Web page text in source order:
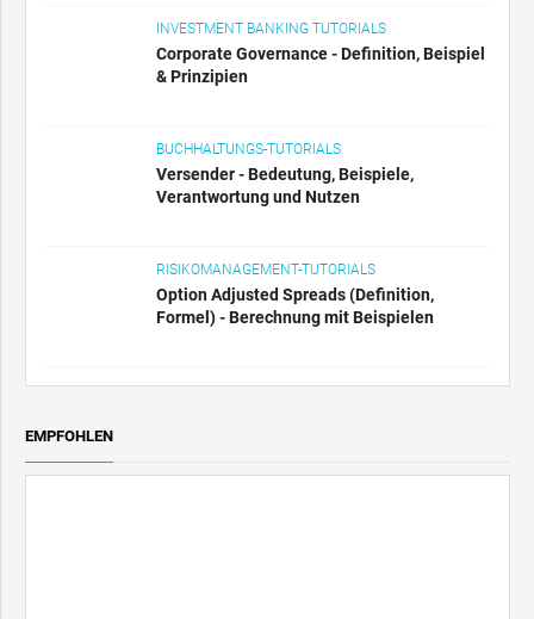
INVESTMENT BANKING TUTORIALS
Corporate Governance - Definition, Beispiel
& Prinzipien
BUCHHALTUNGS-TUTORIALS
Versender - Bedeutung, Beispiele,
Verantwortung und Nutzen
RISIKOMANAGEMENT-TUTORIALS
Option Adjusted Spreads (Definition,
Formel) - Berechnung mit Beispielen
EMPFOHLEN